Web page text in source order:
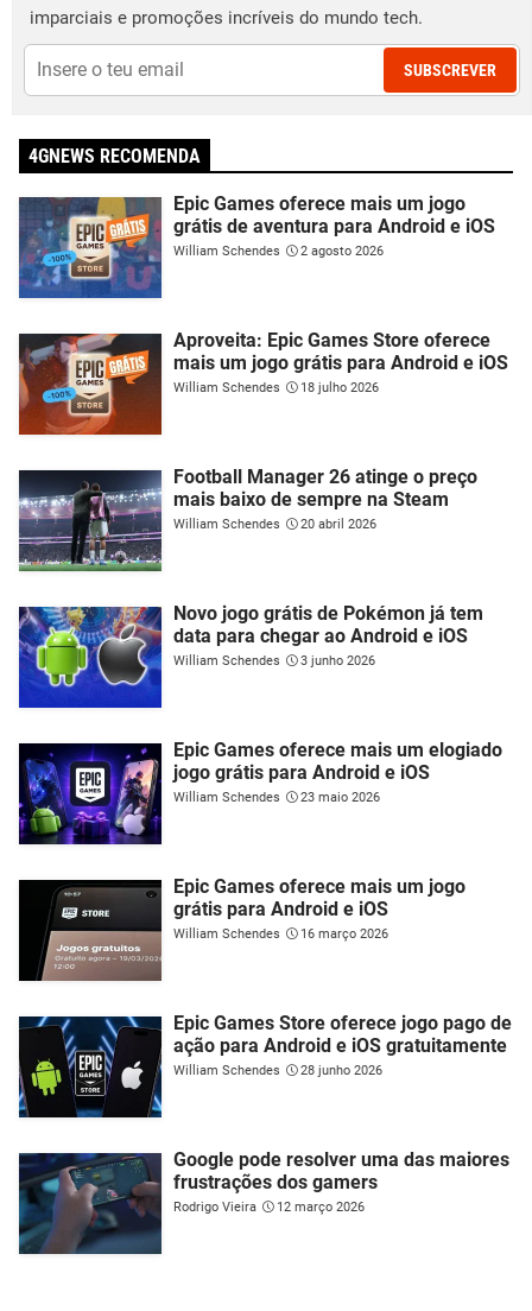
imparciais e promoções incríveis do mundo tech.
SUBSCREVER
4GNEWS RECOMENDA
Epic Games oferece mais um jogo
grátis de aventura para Android e iOS
William Schendes 2 agosto 2026
Aproveita: Epic Games Store oferece
mais um jogo grátis para Android e iOS
William Schendes 18 julho 2026
Football Manager 26 atinge o preço
mais baixo de sempre na Steam
William Schendes 20 abril 2026
Novo jogo grátis de Pokémon já tem
data para chegar ao Android e iOS
William Schendes 3 junho 2026
Epic Games oferece mais um elogiado
jogo grátis para Android e iOS
William Schendes 23 maio 2026
Epic Games oferece mais um jogo
grátis para Android e iOS
William Schendes 16 março 2026
Epic Games Store oferece jogo pago de
ação para Android e iOS gratuitamente
William Schendes 28 junho 2026
Google pode resolver uma das maiores
frustrações dos gamers
Rodrigo Vieira 12 março 2026